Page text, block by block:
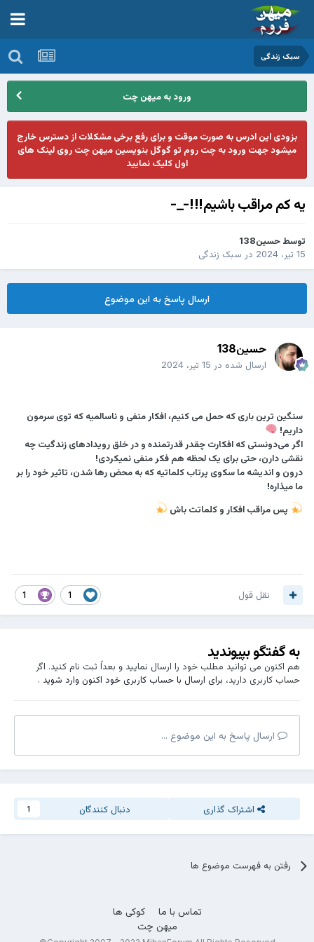
سبک زندگی
ورود به میهن چت
بزودی این ادرس به صورت موقت و برای رفع برخی مشکلات از دسترس خارج
میشود جهت ورود به چت روم تو گوگل بنویسین میهن چت روی لینک های
اول کلیک نمایید
یه کم مراقب باشیم!!!-_-
توسط حسین138
15 تیر، 2024
در سبک زندگی
ارسال پاسخ به این موضوع
حسین138
ارسال شده در 15 تیر، 2024
سنگین ترین باری که حمل می کنیم، افکار منفی و ناسالمیه که توی سرمون
داریم!
اگر می‌دونستی که افکارت چقدر قدرتمنده و در خلق رویدادهای زندگیت چه
نقشی دارن، حتی برای یک لحظه هم فکر منفی نمیکردی!
درون و اندیشه ما سکوی پرتاب کلماتیه که به محض رها شدن، تاثیر خود را بر
ما میذاره!
پس مراقب افکار و کلماتت باش
نقل قول
به گفتگو بپیوندید
هم اکنون می توانید مطلب خود را ارسال نمایید و بعداً ثبت نام کنید. اگر
حساب کاربری دارید، برای ارسال با حساب کاربری خود اکنون وارد شوید.
ارسال پاسخ به این موضوع ...
اشتراک گذاری دنبال کنندگان
رفتن به فهرست موضوع ها
تماس با ما
کوکی ها
میهن چت